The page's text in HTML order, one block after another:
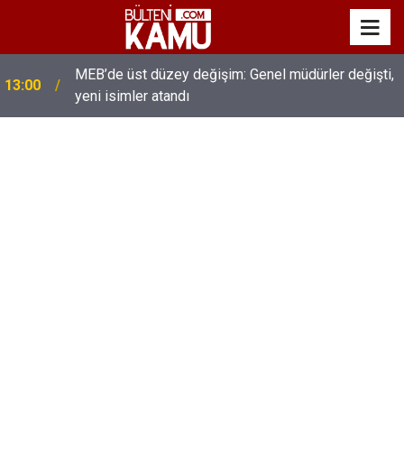
13:00
MEB’de üst düzey değişim: Genel müdürler değişti,
yeni isimler atandı